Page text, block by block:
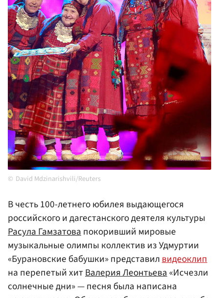
David Mdzinarishvili/Reuters
В честь 100-летнего юбилея выдающегося
российского и дагестанского деятеля культуры
Расула Гамзатовапокоривший мировые
музыкальные олимпы коллектив из Удмуртии
«Бурановские бабушки» представилвидеоклип
на перепетый хитВалерия Леонтьева«Исчезли
солнечные дни» — песня была написана